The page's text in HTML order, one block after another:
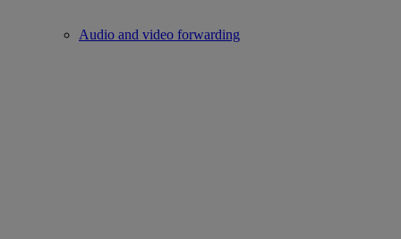
Audio and video forwarding